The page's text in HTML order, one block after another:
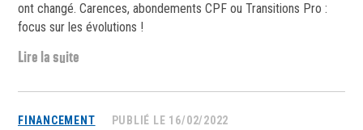
ont changé. Carences, abondements CPF ou Transitions Pro :
focus sur les évolutions !
Lire la suite
FINANCEMENT PUBLIÉ LE 16/02/2022